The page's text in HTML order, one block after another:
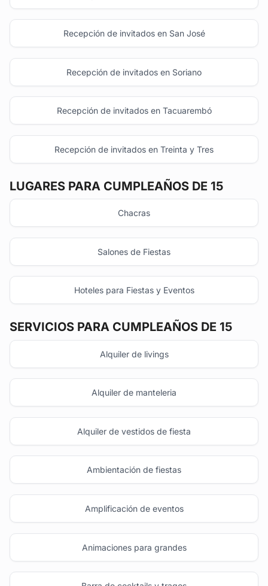
Recepción de invitados en San José
Recepción de invitados en Soriano
Recepción de invitados en Tacuarembó
Recepción de invitados en Treinta y Tres
LUGARES PARA CUMPLEAÑOS DE 15
Chacras
Salones de Fiestas
Hoteles para Fiestas y Eventos
SERVICIOS PARA CUMPLEAÑOS DE 15
Alquiler de livings
Alquiler de manteleria
Alquiler de vestidos de fiesta
Ambientación de fiestas
Amplificación de eventos
Animaciones para grandes